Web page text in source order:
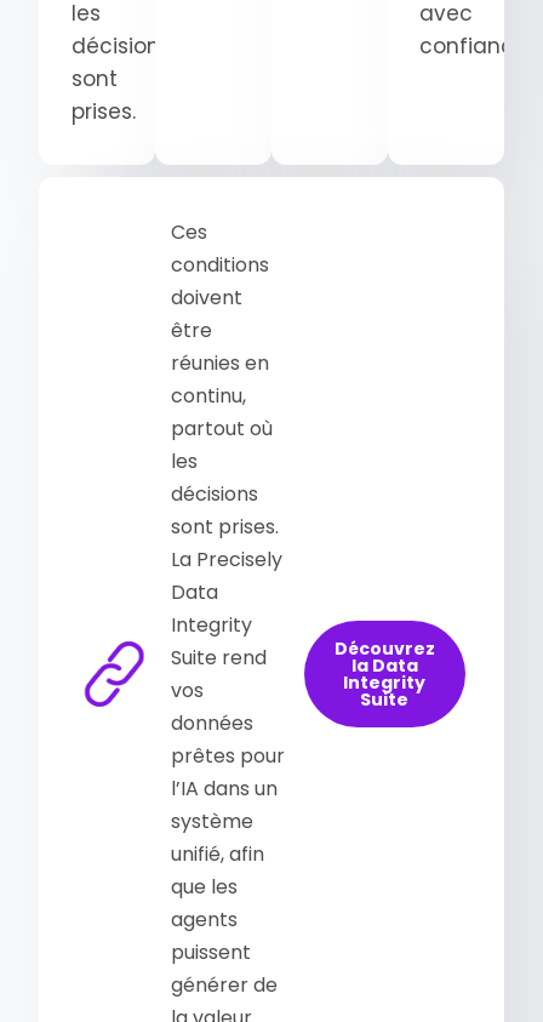
les
décisions
sont
prises.
avec
confiance.
Ces
conditions
doivent
être
réunies en
continu,
partout où
les
décisions
sont prises.
La Precisely
Data
Integrity
Suite rend
vos
données
prêtes pour
l’IA dans un
système
unifié, afin
que les
agents
puissent
générer de
Découvrez
la Data
Integrity
Suite